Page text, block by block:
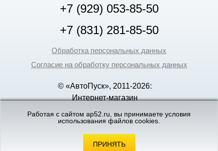
+7 (929) 053-85-50
+7 (831) 281-85-50
Обработка персональных данных
Согласие на обработку персональных данных
© «АвтоПуск», 2011-2026:
Интернет-магазин
Новгороде
интернет-магазинов
Работая с сайтом ap52.ru, вы принимаете условия
использования файлов cookies.
ПРИНЯТЬ